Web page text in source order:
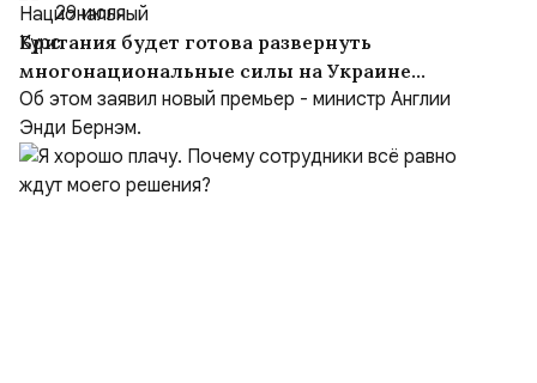
29 июля
Британия будет готова развернуть
многонациональные силы на Украине
после заключения мирного соглашения
Об этом заявил новый премьер - министр Англии
Энди Бернэм.